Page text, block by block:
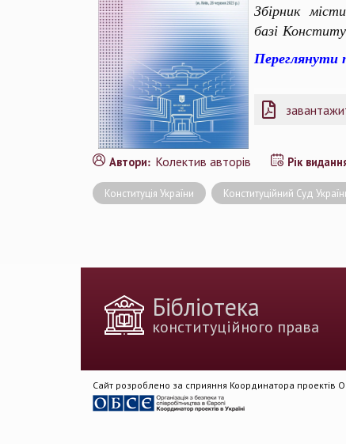
Збірник
базі
Переглянути
Автори: Колектив авторів Рік
Конституція України Конституційний Суд
Бібліотека
конституційного права
Сайт розроблено за сприяння Координатора проектів